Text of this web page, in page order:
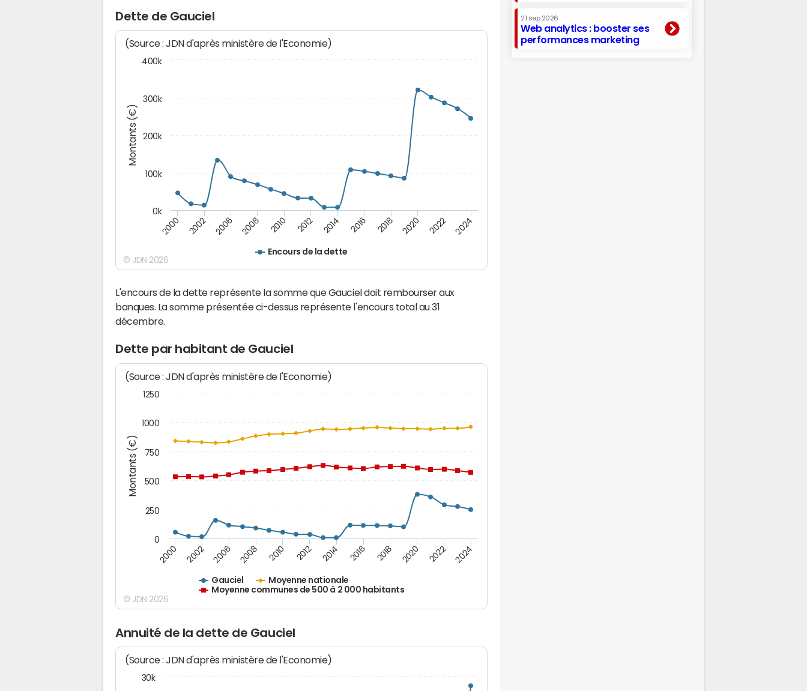
Dette de Gauciel
Montants (€)
(Source : JDN d'après ministère de l'Economie)
Encours de la dette
2000 2002 2006 2008 2010 2012 2014 2016 2018 2020 2022 2024
0k
100k
200k
300k
400k
© JDN 2026
L'encours de la dette représente la somme que Gauciel doit rembourser aux
banques. La somme présentée ci-dessus représente l'encours total au 31
décembre.
Dette par habitant de Gauciel
Montants (€)
(Source : JDN d'après ministère de l'Economie)
Gauciel
Moyenne nationale
Moyenne communes de 500 à 2 000 habitants
2000 2002 2006 2008 2010 2012 2014 2016 2018 2020 2022 2024
0
250
500
750
1000
1250
© JDN 2026
Annuité de la dette de Gauciel
(Source : JDN d'après ministère de l'Economie)
30k
21 sep 2026
Web analytics : booster ses
performances marketing